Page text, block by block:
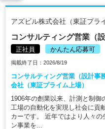
アズビル株式会社（東証プラ
コンサルティング営業（
正社員 かんたん応募可
掲載終了日：2026/8/19
コンサルティング営業（設計事
会社（東証プライム上場）
1906年の創業以来、計測と制御
工場の自動化を実現し社会に貢
カーです。 近年ではより人々
ン事業を...